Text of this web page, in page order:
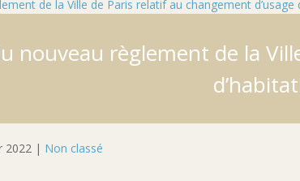
nouveau règlement de la
2022 | Non classé